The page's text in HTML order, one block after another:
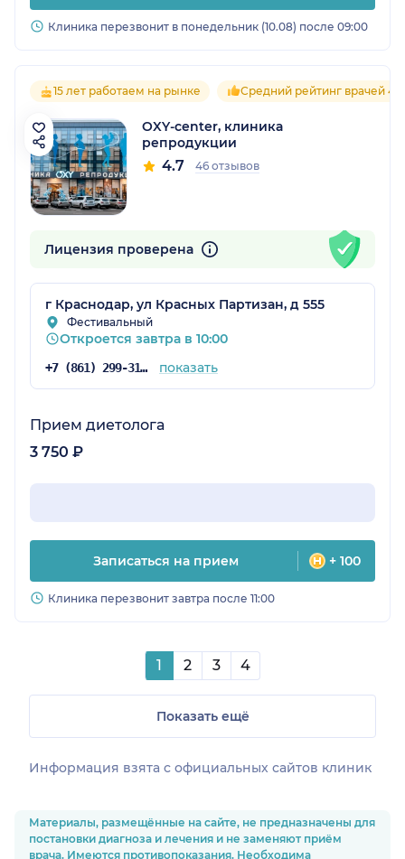
Клиника перезвонит в понедельник (10.08) после 09:00
15 лет работаем на рынке Средний рейтинг врачей 4.7
OXY-center, клиника
репродукции
4.7 46 отзывов
Лицензия проверена
г Краснодар, ул Красных Партизан, д 555
Фестивальный
Откроется завтра в 10:00
+7 (861) 299-31-64 показать
Прием диетолога
3 750 ₽
Записаться на прием + 100
Клиника перезвонит завтра после 11:00
1 2 3 4
Показать ещё
Информация взята c официальных сайтов клиник
Материалы, размещённые на сайте, не предназначены для
постановки диагноза и лечения и не заменяют приём
врача. Имеются противопоказания. Необходима